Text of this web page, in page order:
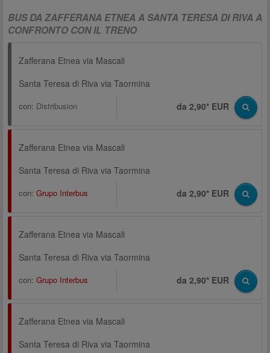
BUS DA ZAFFERANA ETNEA A SANTA TERESA DI RIVA A
CONFRONTO CON IL TRENO
Zafferana Etnea via Mascali
Santa Teresa di Riva via Taormina
con: Distribusion da 2,90* EUR
Zafferana Etnea via Mascali
Santa Teresa di Riva via Taormina
con: Grupo Interbus da 2,90* EUR
Zafferana Etnea via Mascali
Santa Teresa di Riva via Taormina
con: Grupo Interbus da 2,90* EUR
Zafferana Etnea via Mascali
Santa Teresa di Riva via Taormina